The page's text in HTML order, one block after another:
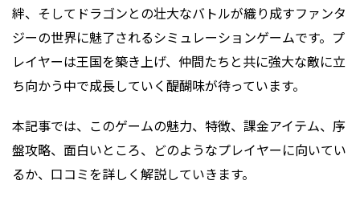
絆、そしてドラゴンとの壮大なバトルが織り成すファンタ
ジーの世界に魅了されるシミュレーションゲームです。プ
レイヤーは王国を築き上げ、仲間たちと共に強大な敵に立
ち向かう中で成長していく醍醐味が待っています。
本記事では、このゲームの魅力、特徴、課金アイテム、序
盤攻略、面白いところ、どのようなプレイヤーに向いてい
るか、口コミを詳しく解説していきます。